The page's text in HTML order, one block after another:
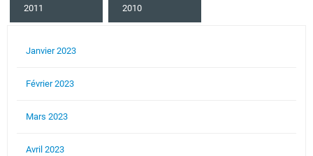
2011 2010
Janvier 2023
Février 2023
Mars 2023
Avril 2023